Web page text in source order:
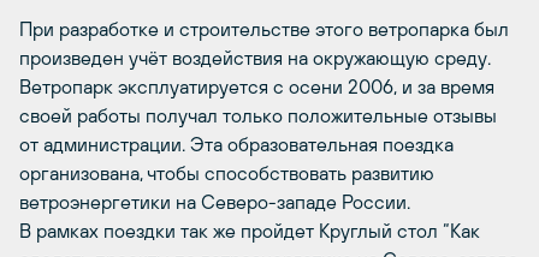
При разработке и строительстве этого ветропарка был
произведен учёт воздействия на окружающую среду.
Ветропарк эксплуатируется с осени 2006, и за время
своей работы получал только положительные отзывы
от администрации. Эта образовательная поездка
организована, чтобы способствовать развитию
ветроэнергетики на Северо-западе России.
В рамках поездки так же пройдет Круглый стол “Как